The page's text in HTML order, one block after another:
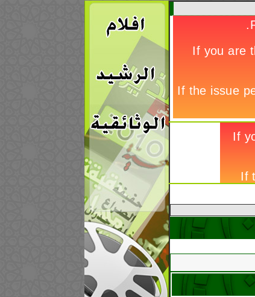
إيران تعدم 21 سجيناً سنياً بشكل جماعي